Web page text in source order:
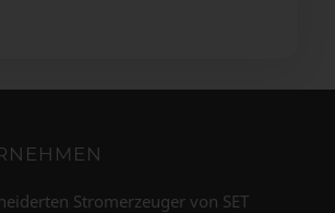
Stromerzeuger von SET